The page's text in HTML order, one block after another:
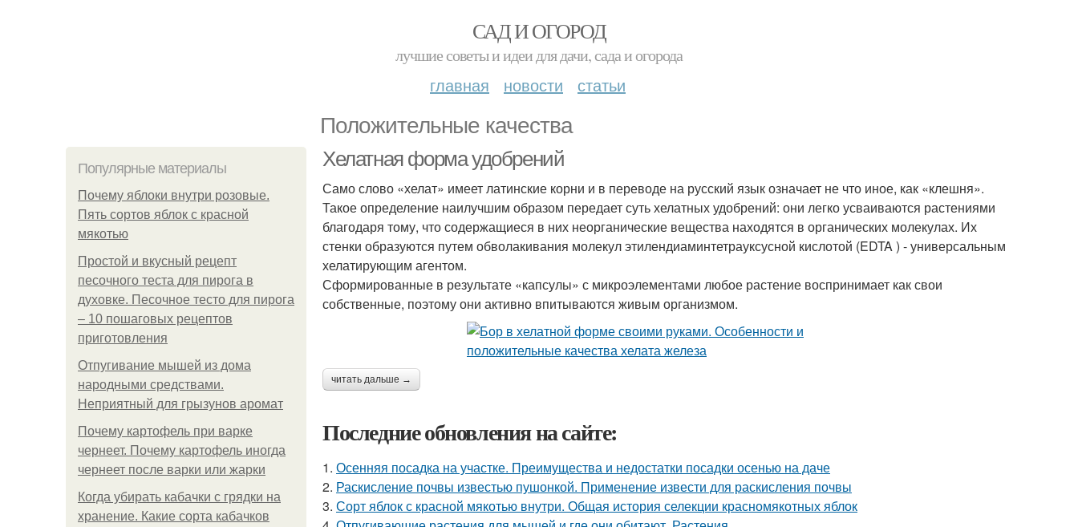
САД И ОГОРОД
лучшие советы и идеи для дачи, сада и огорода
главная новости статьи
Положительные качества
Популярные материалы
Почему яблоки внутри розовые.
Пять сортов яблок с красной
мякотью
Простой и вкусный рецепт
песочного теста для пирога в
духовке. Песочное тесто для пирога
– 10 пошаговых рецептов
приготовления
Отпугивание мышей из дома
народными средствами.
Неприятный для грызунов аромат
Почему картофель при варке
чернеет. Почему картофель иногда
чернеет после варки или жарки
Когда убирать кабачки с грядки на
хранение. Какие сорта кабачков
Хелатная форма удобрений
Само слово «хелат» имеет латинские корни и в переводе на русский язык означает не что иное, как «клешня».
Такое определение наилучшим образом передает суть хелатных удобрений: они легко усваиваются растениями
благодаря тому, что содержащиеся в них неорганические вещества находятся в органических молекулах. Их
стенки образуются путем обволакивания молекул этилендиаминтетрауксусной кислотой (EDTA ) - универсальным
хелатирующим агентом.
Сформированные в результате «капсулы» с микроэлементами любое растение воспринимает как свои
собственные, поэтому они активно впитываются живым организмом.
читать дальше →
Последние обновления на сайте:
1. Осенняя посадка на участке. Преимущества и недостатки посадки осенью на даче
2. Раскисление почвы известью пушонкой. Применение извести для раскисления почвы
3. Сорт яблок с красной мякотью внутри. Общая история селекции красномякотных яблок